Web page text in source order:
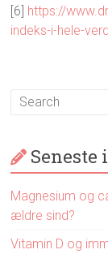
[6] https://
indeks-i-hele-
Magnesium og
ældre sind?
Vitamin D og